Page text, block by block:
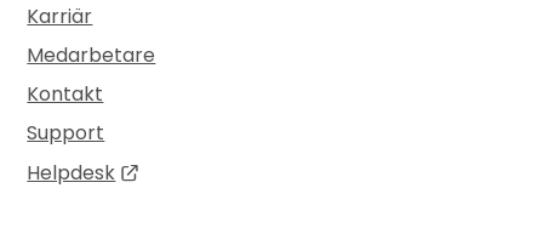
Karriär
Medarbetare
Kontakt
Support
Helpdesk